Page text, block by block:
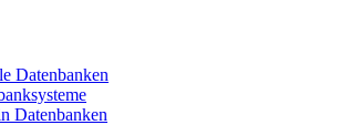
Datenbanken
Datenbanken